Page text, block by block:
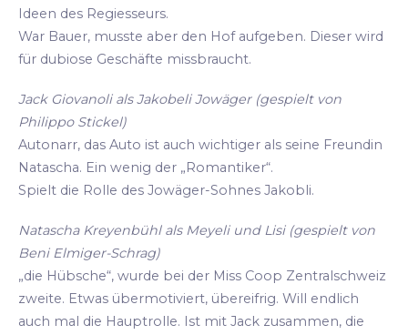
Ideen des Regiesseurs.
War Bauer, musste aber den Hof aufgeben. Dieser wird
für dubiose Geschäfte missbraucht.
Jack Giovanoli als Jakobeli Jowäger (gespielt von
Philippo Stickel)
Autonarr, das Auto ist auch wichtiger als seine Freundin
Natascha. Ein wenig der „Romantiker“.
Spielt die Rolle des Jowäger-Sohnes Jakobli.
Natascha Kreyenbühl als Meyeli und Lisi (gespielt von
Beni Elmiger-Schrag)
„die Hübsche“, wurde bei der Miss Coop Zentralschweiz
zweite. Etwas übermotiviert, übereifrig. Will endlich
auch mal die Hauptrolle. Ist mit Jack zusammen, die